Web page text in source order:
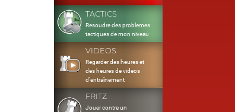
TACTICS
Resoudre des problemes
tactiques de mon niveau
VIDEOS
Regarder des heures et
des heures de videos
d'entraînement
FRITZ
Jouer contre un